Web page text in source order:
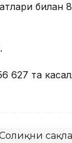
билан
627 та